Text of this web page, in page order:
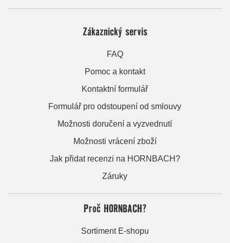
Zákaznický servis
FAQ
Pomoc a kontakt
Kontaktní formulář
Formulář pro odstoupení od smlouvy
Možnosti doručení a vyzvednutí
Možnosti vrácení zboží
Jak přidat recenzi na HORNBACH?
Záruky
Proč HORNBACH?
Sortiment E-shopu